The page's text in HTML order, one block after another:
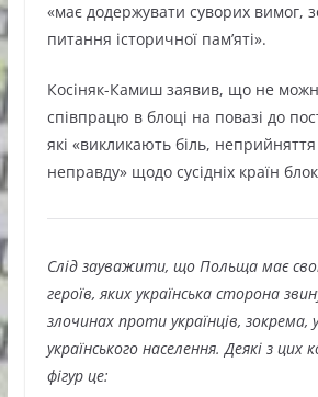
«має додержувати суворих вимог,
питання історичної пам’яті».
Косіняк-Камиш заявив, що не
співпрацю в блоці на повазі до
які «викликають біль,
неправду» щодо сусідніх країн
Слід зауважити, що Польща має
героїв, яких українська сторона
злочинах проти українців, зокрема,
українського населення. Деякі з цих
фігур це: